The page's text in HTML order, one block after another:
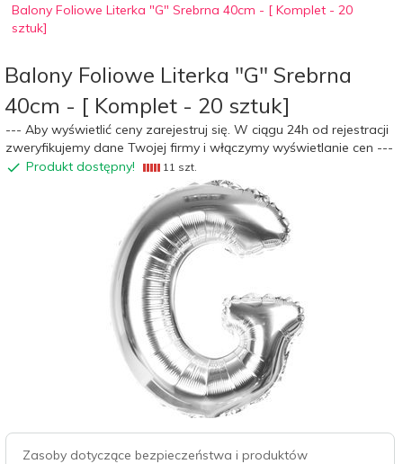
Balony Foliowe Literka "G" Srebrna 40cm - [ Komplet - 20
sztuk]
Balony Foliowe Literka "G" Srebrna
40cm - [ Komplet - 20 sztuk]
--- Aby wyświetlić ceny zarejestruj się. W ciągu 24h od rejestracji
zweryfikujemy dane Twojej firmy i włączymy wyświetlanie cen ---
Produkt dostępny!
11 szt.
Zasoby dotyczące bezpieczeństwa i produktów